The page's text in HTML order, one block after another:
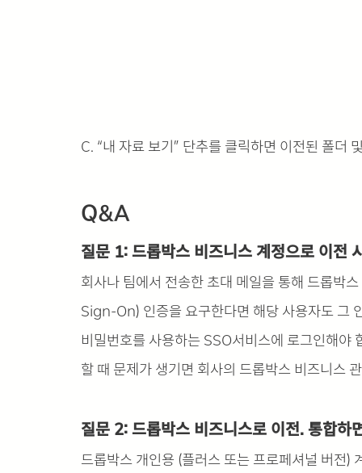
C. “내 자료 보기” 단추를 클릭하면 이전된 폴더
Q&A
질문 1: 드롭박스 비즈니스 계정으로 이전
회사나 팀에서 전송한 초대 메일을 통해 드롭박
Sign-On) 인증을 요구한다면 해당 사용자도 그
비밀번호를 사용하는 SSO서비스에 로그인해
할 때 문제가 생기면 회사의 드롭박스 비즈니스
질문 2: 드롭박스 비즈니스로 이전. 통합하
드롭박스 개인용 (플러스 또는 프로페셔널 버전